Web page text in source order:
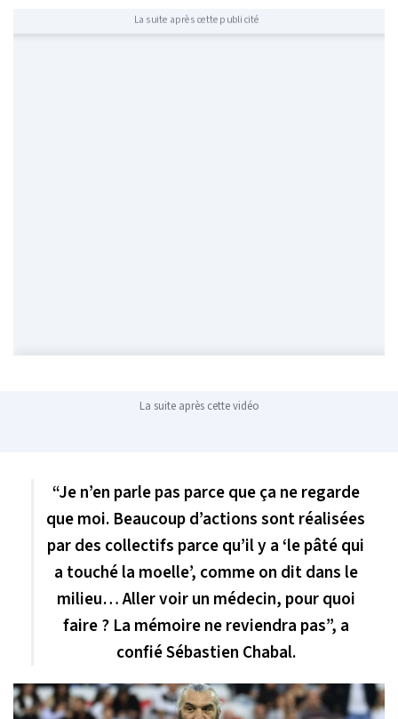
La suite après cette publicité
La suite après cette vidéo
“Je n’en parle pas parce que ça ne regarde
que moi. Beaucoup d’actions sont réalisées
par des collectifs parce qu’il y a ‘le pâté qui
a touché la moelle’, comme on dit dans le
milieu… Aller voir un médecin, pour quoi
faire ? La mémoire ne reviendra pas”, a
confié Sébastien Chabal.